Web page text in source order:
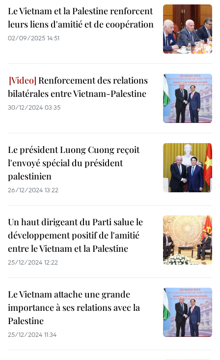
Le Vietnam et la Palestine renforcent
leurs liens d'amitié et de coopération
02/09/2025 14:51
Renforcement des relations
bilatérales entre Vietnam-Palestine
30/12/2024 03:35
Le président Luong Cuong reçoit
l'envoyé spécial du président
palestinien
26/12/2024 13:22
Un haut dirigeant du Parti salue le
développement positif de l'amitié
entre le Vietnam et la Palestine
25/12/2024 12:22
Le Vietnam attache une grande
importance à ses relations avec la
Palestine
25/12/2024 11:34